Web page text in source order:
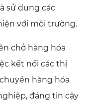
sử dụng các
với môi trường.
chở hàng hóa
kết nối các thị
hàng hóa
đáng tin cậy